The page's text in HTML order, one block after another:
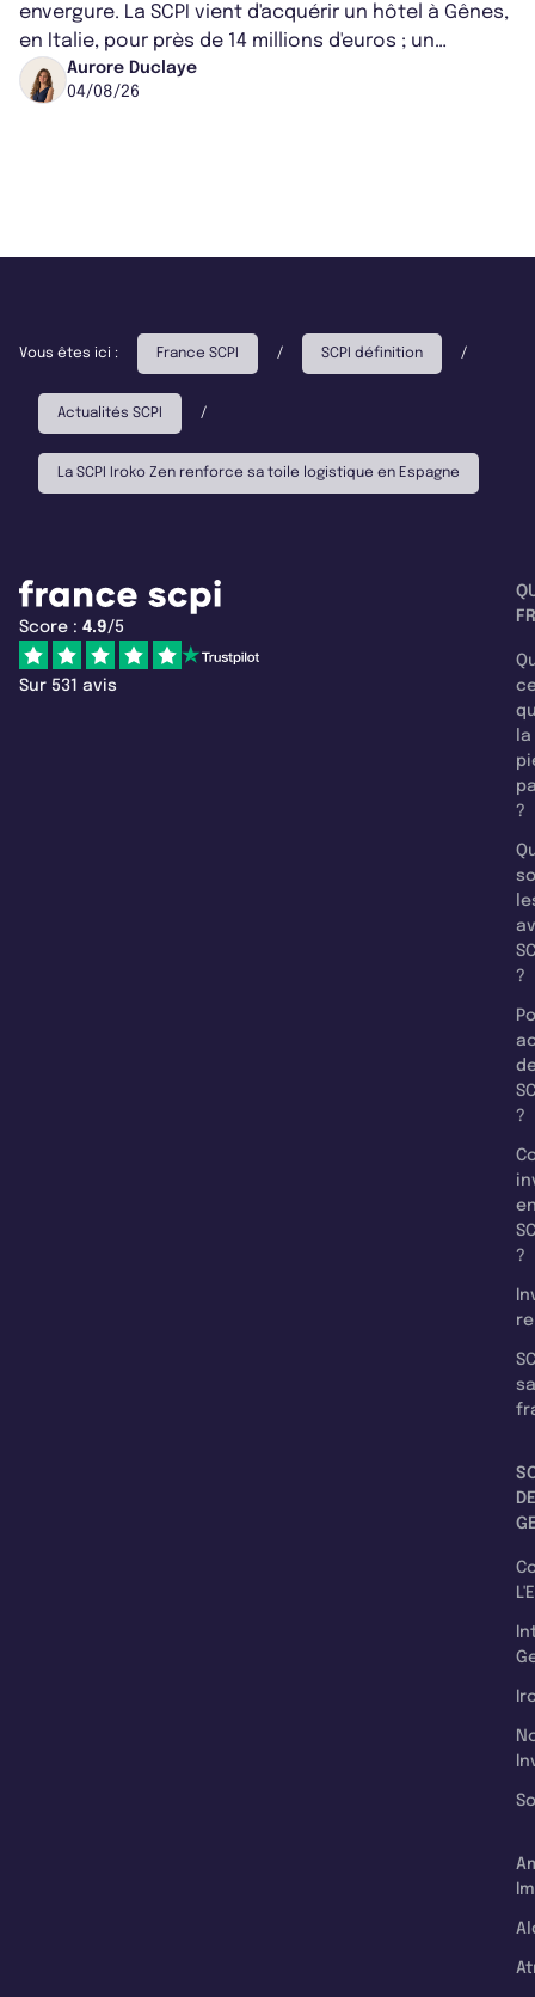
envergure. La SCPI vient d'acquérir un hôtel à Gênes,
en Italie, pour près de 14 millions d'euros ; un
montant qui fait entorse avec ses...
Aurore Duclaye
04/08/26
Vous êtes ici : France SCPI / SCPI définition /
Actualités SCPI /
La SCPI Iroko Zen renforce sa toile logistique en Espagne
Score : 4.9/5
Sur 531 avis
la
?
?
?
?
DE